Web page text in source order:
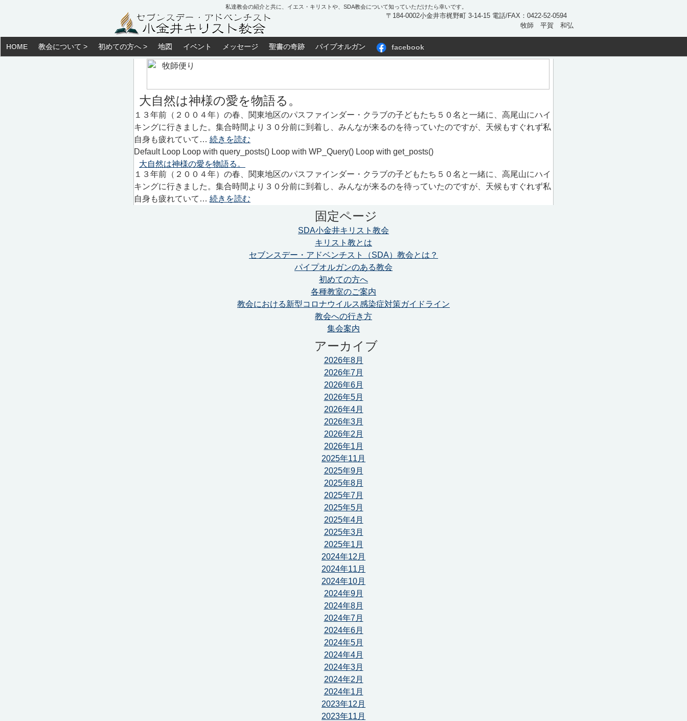
私達教会の紹介と共に、イエス・キリストや、SDA教会について知っていただけたら幸いです。
〒184-0002小金井市梶野町 3-14-15 電話/FAX：0422-52-0594
牧師 平賀 和弘
HOME 教会について > 初めての方へ > 地図 イベント メッセージ 聖書の奇跡 パイプオルガン facebook
大自然は神様の愛を物語る。
１３年前（２００４年）の春、関東地区のパスファインダー・クラブの子どもたち５０名と一緒に、高尾山にハイ
キングに行きました。集合時間より３０分前に到着し、みんなが来るのを待っていたのですが、天候もすぐれず私
自身も疲れていて… 続きを読む
Default Loop Loop with query_posts() Loop with WP_Query() Loop with get_posts()
大自然は神様の愛を物語る。
１３年前（２００４年）の春、関東地区のパスファインダー・クラブの子どもたち５０名と一緒に、高尾山にハイ
キングに行きました。集合時間より３０分前に到着し、みんなが来るのを待っていたのですが、天候もすぐれず私
自身も疲れていて… 続きを読む
固定ページ
SDA小金井キリスト教会
キリスト教とは
セブンスデー・アドベンチスト（SDA）教会とは？
パイプオルガンのある教会
初めての方へ
各種教室のご案内
教会における新型コロナウイルス感染症対策ガイドライン
教会への行き方
集会案内
アーカイブ
2026年8月
2026年7月
2026年6月
2026年5月
2026年4月
2026年3月
2026年2月
2026年1月
2025年11月
2025年9月
2025年8月
2025年7月
2025年5月
2025年4月
2025年3月
2025年1月
2024年12月
2024年11月
2024年10月
2024年9月
2024年8月
2024年7月
2024年6月
2024年5月
2024年4月
2024年3月
2024年2月
2024年1月
2023年12月
2023年11月